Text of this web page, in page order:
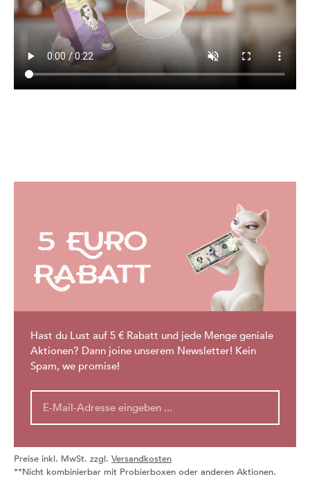
5 Euro
Rabatt
Hast du Lust auf 5 € Rabatt und jede Menge geniale
Aktionen? Dann joine unserem Newsletter! Kein
Spam, we promise!
Preise inkl. MwSt. zzgl. Versandkosten
**Nicht kombinierbar mit Probierboxen oder anderen Aktionen.